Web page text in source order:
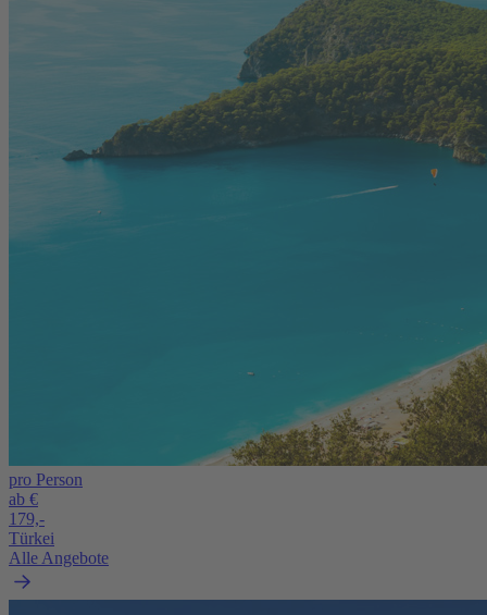
pro Person
ab €
179,-
Türkei
Alle Angebote